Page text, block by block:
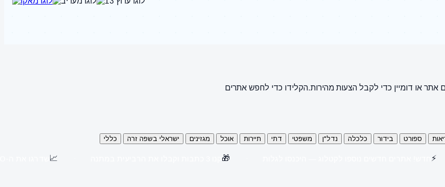
אתר או דומיין כדי לקבל הצעות מהירות.הקלידו כדי לחפש אתרים
ספורט בידור כלכלה נדל"ן משפטי דתי תיירות אוכל מגזינים ישראלי בשפה זרה כללי
⚡
🎁
📈